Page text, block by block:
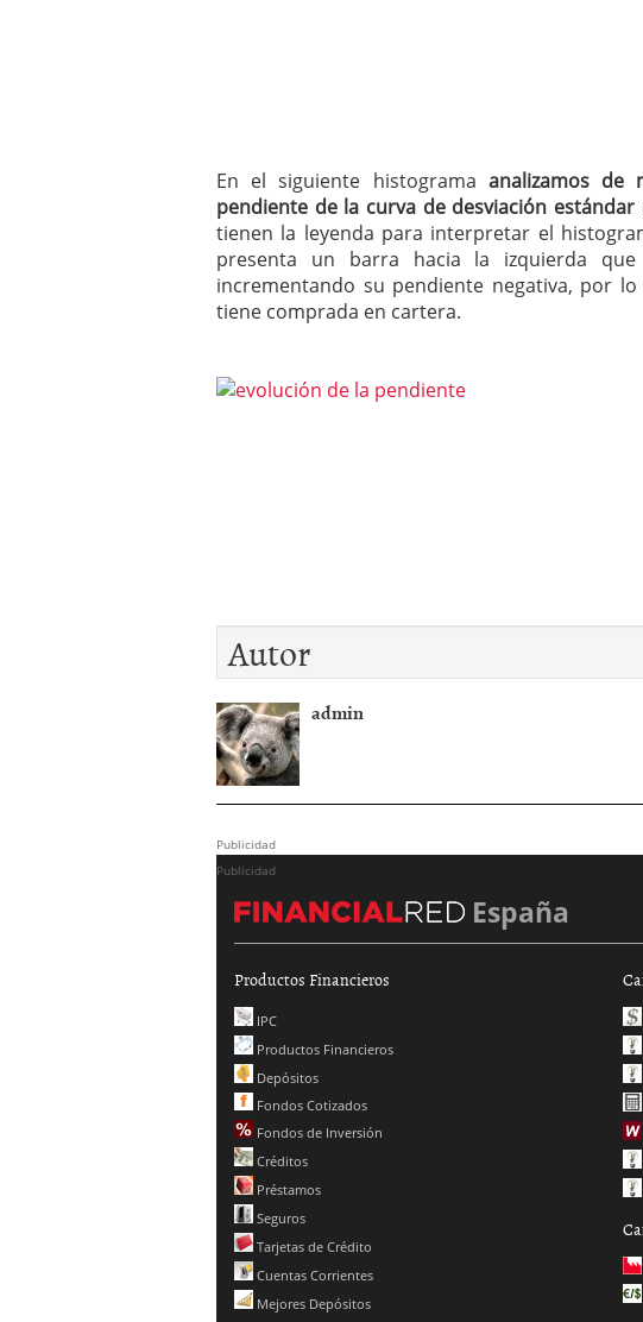
En el siguiente histograma analizamos de
pendiente de la curva de desviación estándar
tienen la leyenda para interpretar el
presenta un barra hacia la izquierda
incrementando su pendiente negativa, por
tiene comprada en cartera.
Autor
admin
Publicidad
Publicidad
España
Productos Financieros
IPC
Productos Financieros
Depósitos
Fondos Cotizados
Fondos de Inversión
Créditos
Préstamos
Seguros
Tarjetas de Crédito
Cuentas Corrientes
Mejores Depósitos